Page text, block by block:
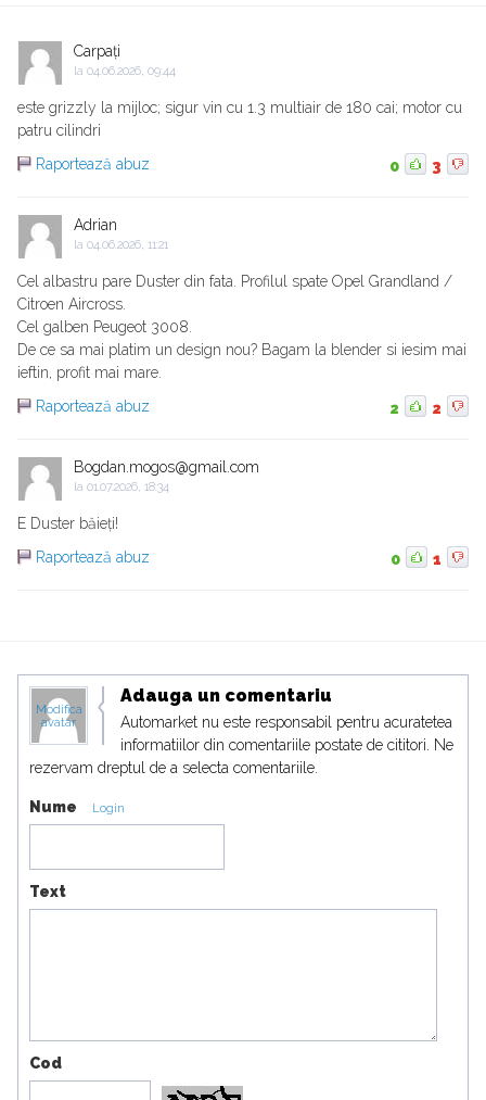
Carpați
la 04.06.2026, 09:44
este grizzly la mijloc; sigur vin cu 1.3 multiair de 180 cai; motor cu
patru cilindri
Raportează abuz
0 3
Adrian
la 04.06.2026, 11:21
Cel albastru pare Duster din fata. Profilul spate Opel Grandland /
Citroen Aircross.
Cel galben Peugeot 3008.
De ce sa mai platim un design nou? Bagam la blender si iesim mai
ieftin, profit mai mare.
Raportează abuz
2 2
Bogdan.mogos@gmail.com
la 01.07.2026, 18:34
E Duster băieți!
Raportează abuz
0 1
Modifica
avatar
Adauga un comentariu
Automarket nu este responsabil pentru acuratetea
informatiilor din comentariile postate de cititori. Ne
rezervam dreptul de a selecta comentariile.
Nume Login
Text
Cod